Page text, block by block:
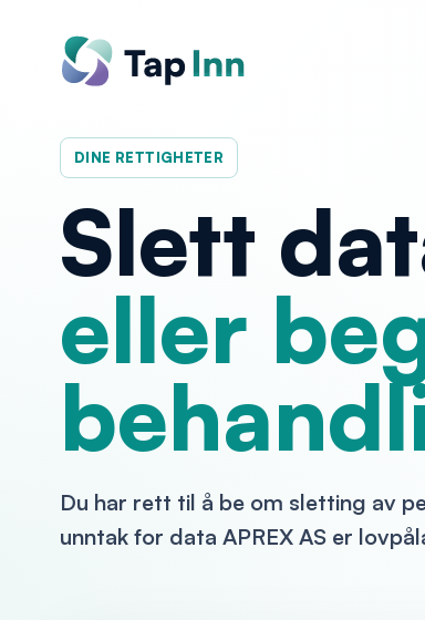
DINE RETTIGHETER
Slett
eller
Du har rett til å be om sletting av
unntak for data APREX AS er